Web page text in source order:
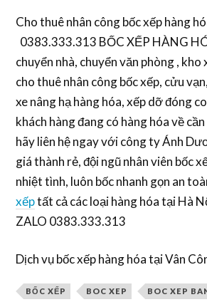
Cho thuê nhân công bốc xếp hàng
0383.333.313 BỐC XẾP HÀNG
chuyển nhà, chuyển văn phòng ,
cho thuê nhân công bốc xếp, cửu
xe nâng hạ hàng hóa, xếp dỡ đóng
khách hàng đang có hàng hóa về
hãy liên hệ ngay với công ty Ánh
giá thành rẻ, đội ngũ nhân viên bốc
nhiệt tình, luôn bốc nhanh gọn an
xếptất cả các loại hàng hóa tại Hà
ZALO 0383.333.313
Dịch vụ bốc xếp hàng hóa tại Vân
BỐC XẾP BOC XEP BOC XEP